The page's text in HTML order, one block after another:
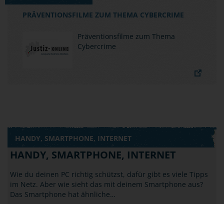
PRÄVENTIONSFILME ZUM THEMA CYBERCRIME
Präventionsfilme zum Thema
Cybercrime
HANDY, SMARTPHONE, INTERNET
HANDY, SMARTPHONE, INTERNET
Wie du deinen PC richtig schützst, dafür gibt es viele Tipps
im Netz. Aber wie sieht das mit deinem Smartphone aus?
Das Smartphone hat ähnliche…